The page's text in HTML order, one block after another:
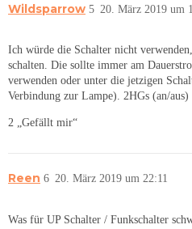
Wildsparrow 20. März 2019 um
5
Ich würde die Schalter nicht
schalten. Die sollte immer am
verwenden oder unter die jetzigen
Verbindung zur Lampe). 2HGs (an/
2 „Gefällt mir“
Reen 20. März 2019 um 22:11
6
Was für UP Schalter / Funkschalter